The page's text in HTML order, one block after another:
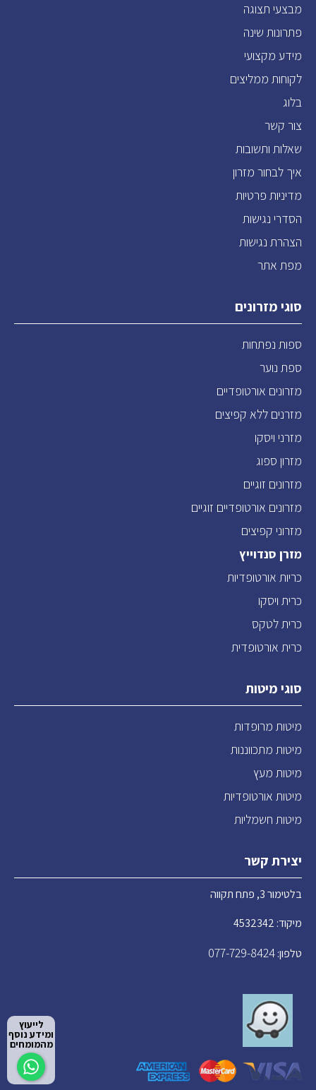
לייעוץ
ומידע נוסף
מהמומחים
מבצעי תצוגה
פתרונות שינה
מידע מקצועי
לקוחות ממליצים
בלוג
צור קשר
שאלות ותשובות
איך לבחור מזרון
מדיניות פרטיות
הסדרי נגישות
הצהרת נגישות
מפת אתר
סוגי מזרונים
ספות נפתחות
ספת נוער
מזרונים אורטופדיים
מזרנים ללא קפיצים
מזרני ויסקו
מזרון ספוג
מזרונים זוגיים
מזרונים אורטופדיים זוגיים
מזרוני קפיצים
מזרן סנדוייץ
כריות אורטופדיות
כרית ויסקו
כרית לטקס
כרית אורטופדית
סוגי מיטות
מיטות מרופדות
מיטות מתכווננות
מיטות מעץ
מיטות אורטופדיות
מיטות חשמליות
יצירת קשר
בלטימור 3, פתח תקווה
מיקוד: 4532342
טלפון:077-729-8424